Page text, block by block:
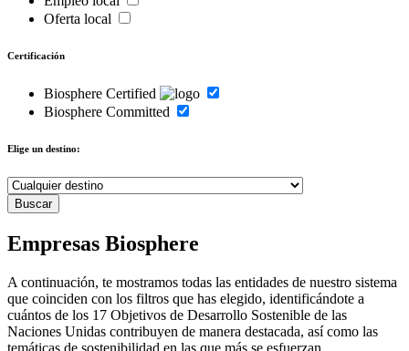
Oferta local
Certificación
Biosphere Certified
Biosphere Committed
Elige un destino:
Empresas Biosphere
A continuación, te mostramos todas las entidades de nuestro sistema
que coinciden con los filtros que has elegido, identificándote a
cuántos de los 17 Objetivos de Desarrollo Sostenible de las
Naciones Unidas contribuyen de manera destacada, así como las
temáticas de sostenibilidad en las que más se esfuerzan.